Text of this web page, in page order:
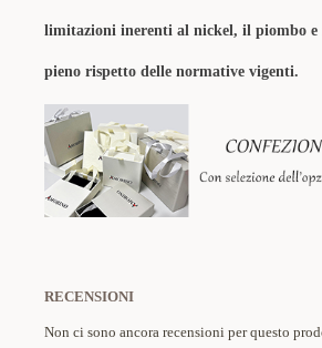
limitazioni inerenti al nickel, il piombo e
pieno rispetto delle normative vigenti.
RECENSIONI
Non ci sono ancora recensioni per questo